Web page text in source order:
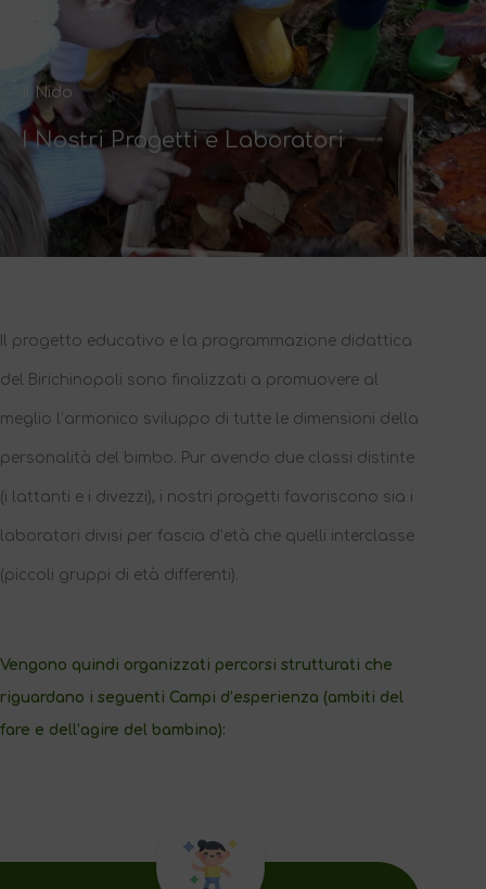
Il Nido
I Nostri Progetti e Laboratori
Il progetto educativo e la programmazione didattica
del Birichinopoli sono finalizzati a promuovere al
meglio l’armonico sviluppo di tutte le dimensioni della
personalità del bimbo. Pur avendo due classi distinte
(i lattanti e i divezzi), i nostri progetti favoriscono sia i
laboratori divisi per fascia d’età che quelli interclasse
(piccoli gruppi di età differenti).
Vengono quindi organizzati percorsi strutturati che
riguardano i seguenti Campi d’esperienza (ambiti del
fare e dell’agire del bambino):